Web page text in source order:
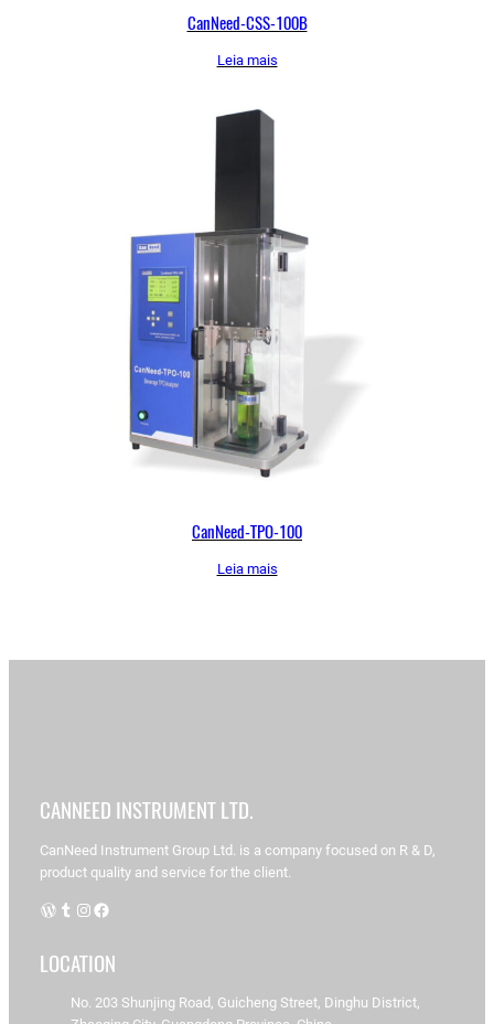
CanNeed-CSS-100B
Leia mais
CanNeed-TPO-100
Leia mais
CANNEED INSTRUMENT LTD.
CanNeed Instrument Group Ltd. is a company focused on R & D,
product quality and service for the client.
WordPress Instagram Facebook
LOCATION
No. 203 Shunjing Road, Guicheng Street, Dinghu District,